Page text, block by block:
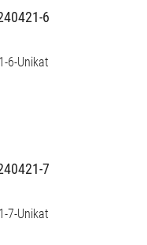
6-Unikat
7-Unikat